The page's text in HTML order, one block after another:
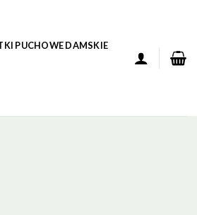
PUCHOWE DAMSKIE